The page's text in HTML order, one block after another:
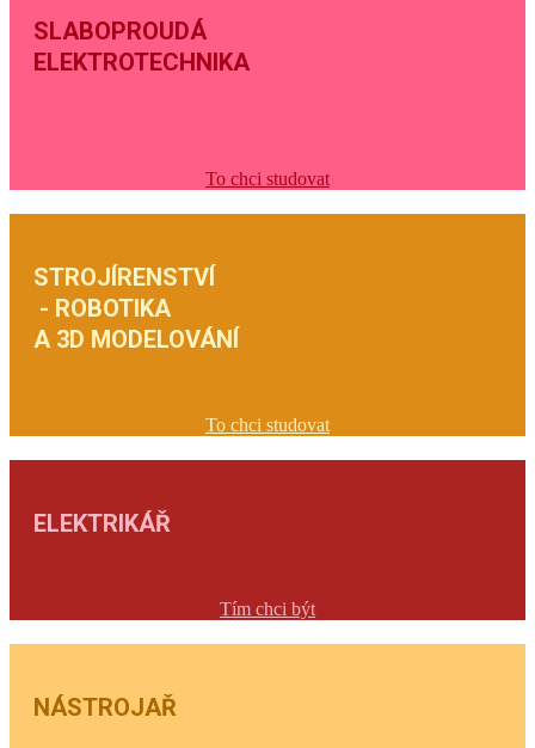
SLABOPROUDÁ
ELEKTROTECHNIKA
To chci studovat
STROJÍRENSTVÍ
- ROBOTIKA
A 3D MODELOVÁNÍ
To chci studovat
ELEKTRIKÁŘ
Tím chci být
NÁSTROJAŘ